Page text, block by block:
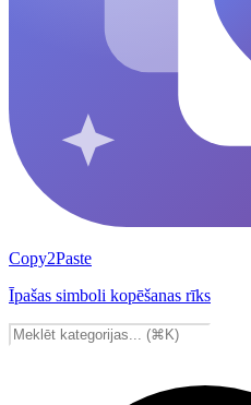
Copy2Paste
Īpašas simboli kopēšanas rīks